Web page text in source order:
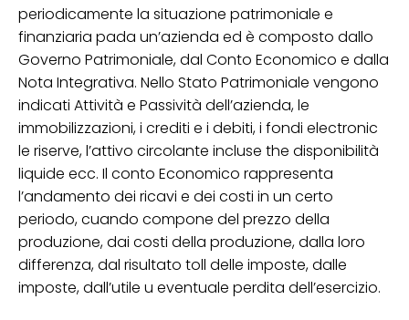
periodicamente la situazione patrimoniale e
finanziaria pada un’azienda ed è composto dallo
Governo Patrimoniale, dal Conto Economico e dalla
Nota Integrativa. Nello Stato Patrimoniale vengono
indicati Attività e Passività dell’azienda, le
immobilizzazioni, i crediti e i debiti, i fondi electronic
le riserve, l’attivo circolante incluse the disponibilità
liquide ecc. Il conto Economico rappresenta
l’andamento dei ricavi e dei costi in un certo
periodo, cuando compone del prezzo della
produzione, dai costi della produzione, dalla loro
differenza, dal risultato toll delle imposte, dalle
imposte, dall’utile u eventuale perdita dell’esercizio.